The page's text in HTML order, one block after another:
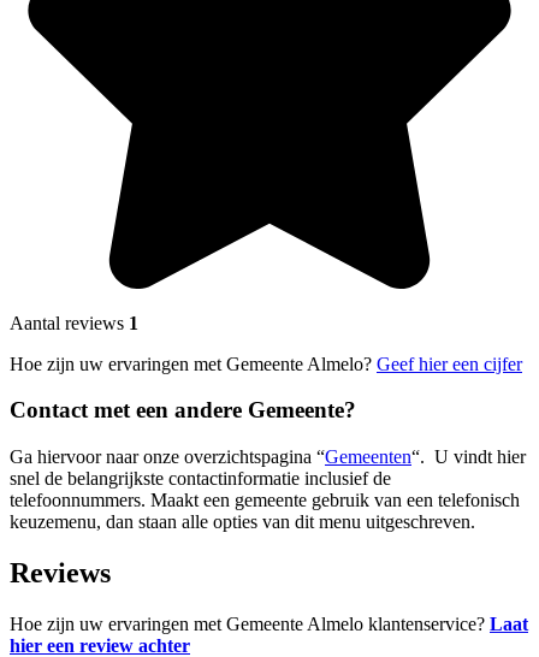
Aantal reviews 1
Hoe zijn uw ervaringen met Gemeente Almelo? Geef hier een cijfer
Contact met een andere Gemeente?
Ga hiervoor naar onze overzichtspagina “Gemeenten“. U vindt hier
snel de belangrijkste contactinformatie inclusief de
telefoonnummers. Maakt een gemeente gebruik van een telefonisch
keuzemenu, dan staan alle opties van dit menu uitgeschreven.
Reviews
Hoe zijn uw ervaringen met Gemeente Almelo klantenservice? Laat
hier een review achter